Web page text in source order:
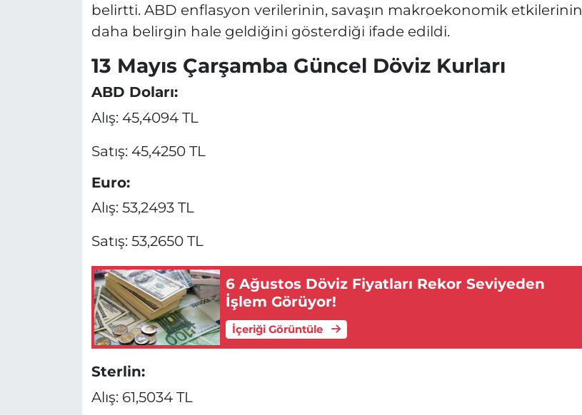
belirtti. ABD enflasyon verilerinin, savaşın makroekonomik etkilerinin
daha belirgin hale geldiğini gösterdiği ifade edildi.
13 Mayıs Çarşamba Güncel Döviz Kurları
ABD Doları:
Alış: 45,4094 TL
Satış: 45,4250 TL
Euro:
Alış: 53,2493 TL
Satış: 53,2650 TL
6 Ağustos Döviz Fiyatları Rekor Seviyeden
İşlem Görüyor!
İçeriği Görüntüle
Sterlin:
Alış: 61,5034 TL